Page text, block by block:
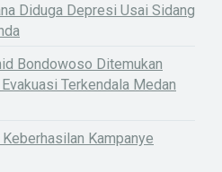
Diduga Depresi Usai Sidang
Bondowoso Ditemukan
Terkendala Medan
Kampanye